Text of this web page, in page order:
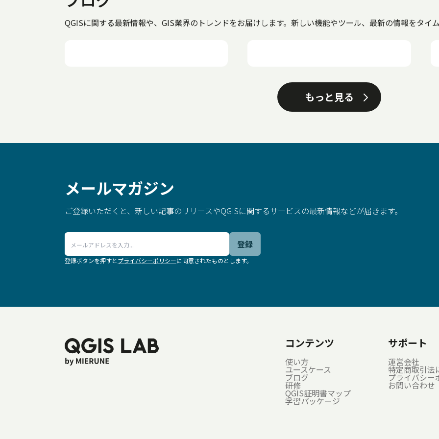
QGISに関する最新情報や、GIS業界のトレンドをお届けします。新しい機能やツール、最新の情報をタイ
もっと見る
メールマガジン
ご登録いただくと、新しい記事のリリースやQGISに関するサービスの最新情報などが届きます。
登録
登録ボタンを押すとプライバシーポリシーに同意されたものとします。
コンテンツ
使い方
ユースケース
ブログ
研修
QGIS証明書マップ
学習パッケージ
サポート
運営会社
特定商取引法
プライバシー
お問い合わせ